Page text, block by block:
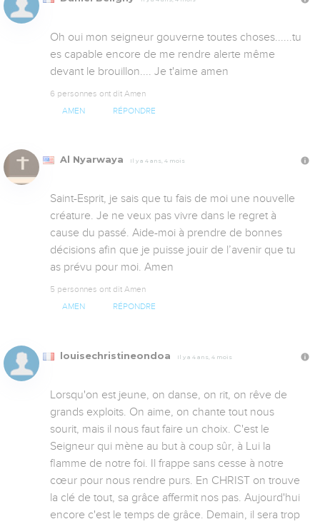
Oh oui mon seigneur gouverne toutes choses......tu
es capable encore de me rendre alerte même
devant le brouillon.... Je t'aime amen
6 personnes ont dit Amen
AMEN RÉPONDRE
Al Nyarwaya Il y a 4 ans, 4 mois
Saint-Esprit, je sais que tu fais de moi une nouvelle
créature. Je ne veux pas vivre dans le regret à
cause du passé. Aide-moi à prendre de bonnes
décisions afin que je puisse jouir de l’avenir que tu
as prévu pour moi. Amen
5 personnes ont dit Amen
AMEN RÉPONDRE
louisechristineondoa Il y a 4 ans, 4 mois
Lorsqu'on est jeune, on danse, on rit, on rêve de
grands exploits. On aime, on chante tout nous
sourit, mais il nous faut faire un choix. C'est le
Seigneur qui mène au but à coup sûr, à Lui la
flamme de notre foi. Il frappe sans cesse à notre
cœur pour nous rendre purs. En CHRIST on trouve
la clé de tout, sa grâce affermit nos pas. Aujourd'hui
encore c'est le temps de grâce. Demain, il sera trop